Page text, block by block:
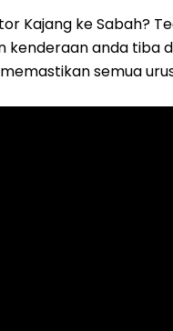
Kajang ke Sabah?
kenderaan anda tiba
semua